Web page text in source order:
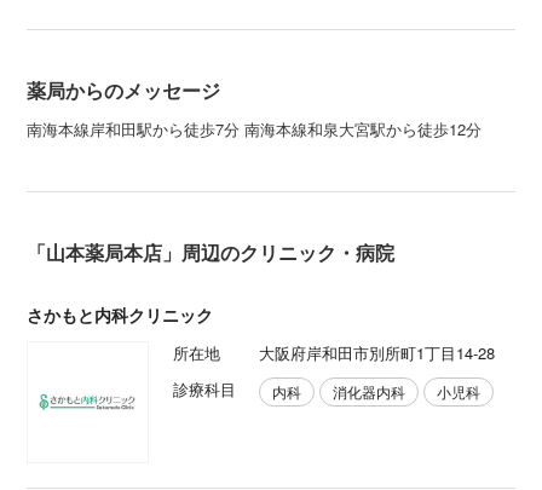
薬局からのメッセージ
南海本線岸和田駅から徒歩7分 南海本線和泉大宮駅から徒歩12分
「山本薬局本店」周辺のクリニック・病院
さかもと内科クリニック
所在地
大阪府岸和田市別所町1丁目14-28
診療科目
内科 消化器内科 小児科